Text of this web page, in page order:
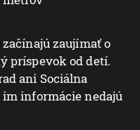
začínajú zaujímať o
príspevok od detí.
ani Sociálna
informácie nedajú